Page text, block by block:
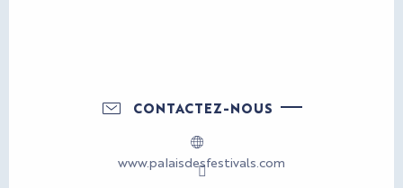
CONTACTEZ-NOUS
www.palaisdesfestivals.com